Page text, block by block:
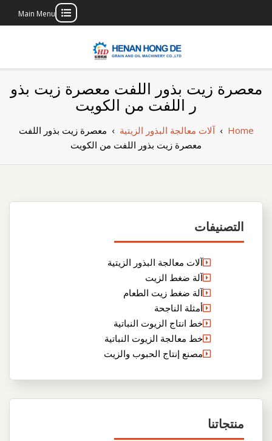
Main Menu
بناء مصنع إنتاج
الزيوت النباتية
الخاص بك
معصرة زيت بذور اللفت معصرة زيت بذو
ر اللفت من الكويت
Home
›آلات معالجة البذور الزيتية › معصرة زيت بذور اللفت
معصرة زيت بذور اللفت من الكويت
التصنيفات
آلات معالجة البذور الزيتية
آلة ضغط الزيت
آلة ضغط زيت الطعام
أمثلة الناجحة
خط انتاج الزيوت النباتية
خط معالجة الزيوت النباتية
مصنع إنتاج الحبوب والزيت
منتجاتنا